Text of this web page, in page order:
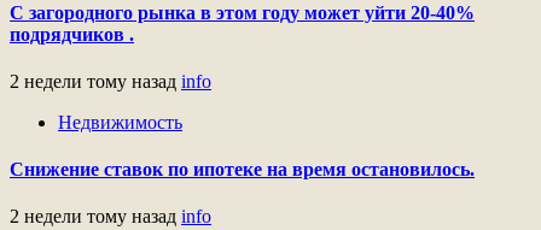
С загородного рынка в этом году может уйти 20-40%
подрядчиков .
2 недели тому назад info
Недвижимость
Снижение ставок по ипотеке на время остановилось.
2 недели тому назад info